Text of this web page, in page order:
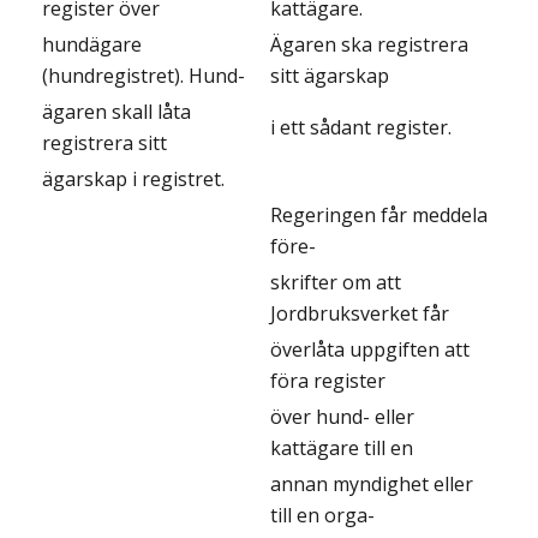
register över
kattägare.
hundägare
(hundregistret). Hund-
Ägaren ska registrera
sitt ägarskap
ägaren skall låta
registrera sitt
i ett sådant register.
ägarskap i registret.
Regeringen får meddela
före-
skrifter om att
Jordbruksverket får
överlåta uppgiften att
föra register
över hund- eller
kattägare till en
annan myndighet eller
till en orga-